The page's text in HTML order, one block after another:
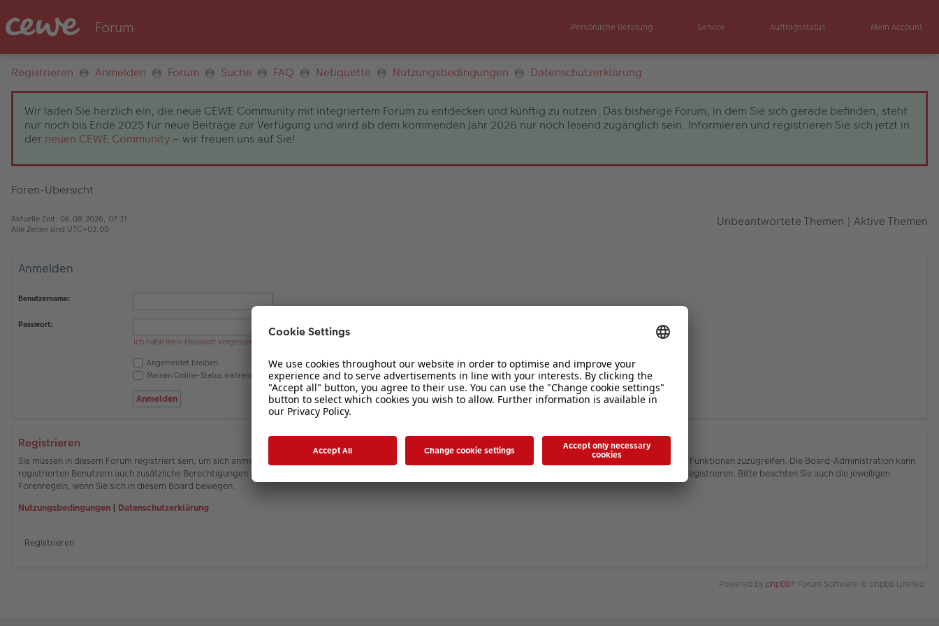
Persönliche Beratung Service Auftragsstatus Mein Account
Registrieren Anmelden Forum Suche FAQ Netiquette Nutzungsbedingungen Datenschutzerklärung
Wir laden Sie herzlich ein, die neue CEWE Community mit integriertem Forum zu entdecken und künftig zu nutzen. Das bisherige Forum, in dem Sie sich gerade befinden, steht
nur noch bis Ende 2025 für neue Beiträge zur Verfügung und wird ab dem kommenden Jahr 2026 nur noch lesend zugänglich sein. Informieren und registrieren Sie sich jetzt in
der neuen CEWE Community – wir freuen uns auf Sie!
Foren-Übersicht
Aktuelle Zeit: 06.08.2026, 07:31
Alle Zeiten sind UTC+02:00 Unbeantwortete Themen | Aktive Themen
Anmelden
Benutzername:
Passwort:
Ich habe mein Passwort vergessen
Angemeldet bleiben
Meinen Online-Status während dieser Sitzung verbergen
Registrieren
Sie müssen in diesem Forum registriert sein, um sich anmelden zu können. Die Registrierung ist in wenigen Augenblicken erledigt und ermöglicht es Ihnen, auf weitere Funktionen zuzugreifen. Die Board-Administration kann
registrierten Benutzern auch zusätzliche Berechtigungen zuweisen. Beachten Sie bitte unsere Nutzungsbedingungen und die verwandten Regelungen, bevor Sie sich registrieren. Bitte beachten Sie auch die jeweiligen
Forenregeln, wenn Sie sich in diesem Board bewegen.
Nutzungsbedingungen | Datenschutzerklärung
Registrieren
Powered by phpBB® Forum Software © phpBB Limited